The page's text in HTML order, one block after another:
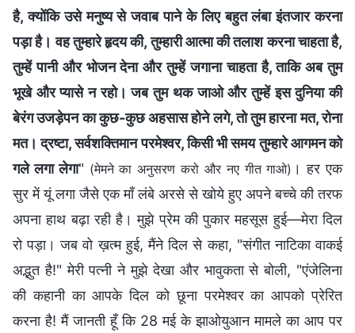
है, क्योंकि उसे मनुष्य से जवाब पाने के लिए बहुत लंबा इंतजार करना
पड़ा है। वह तुम्हारे हृदय की, तुम्हारी आत्मा की तलाश करना चाहता है,
तुम्हें पानी और भोजन देना और तुम्हें जगाना चाहता है, ताकि अब तुम
भूखे और प्यासे न रहो। जब तुम थक जाओ और तुम्हें इस दुनिया की
बेरंग उजड़ेपन का कुछ-कुछ अहसास होने लगे, तो तुम हारना मत, रोना
मत। द्रष्टा, सर्वशक्तिमान परमेश्वर, किसी भी समय तुम्हारे आगमन को
गले लगा लेगा" (मेमने का अनुसरण करो और नए गीत गाओ) । हर एक
सुर में यूं लगा जैसे एक माँ लंबे अरसे से खोये हुए अपने बच्चे की तरफ
अपना हाथ बढ़ा रही है। मुझे प्रेम की पुकार महसूस हुई—मेरा दिल
रो पड़ा। जब वो ख़त्म हुई, मैंने दिल से कहा, "संगीत नाटिका वाकई
अद्भुत है!" मेरी पत्नी ने मुझे देखा और भावुकता से बोली, "एंजेलिना
की कहानी का आपके दिल को छूना परमेश्वर का आपको प्रेरित
करना है! मैं जानती हूँ कि 28 मई के झाओयुआन मामले का आप पर